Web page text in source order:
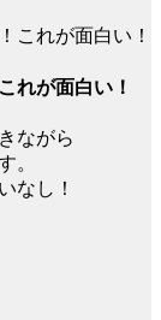
れが面白い！
ながら
。
なし！